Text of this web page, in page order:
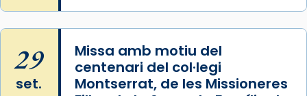
pontifici, amb orquestra i cor, i té una
duració aproximada de tres hores. Després,
processó (recuperada el 1972) al voltant
29
set.
Missa amb motiu del
centenari del col·legi
Montserrat, de les Missioneres